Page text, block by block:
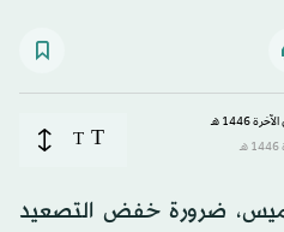
T
T
ضرورة خفض التصعيد